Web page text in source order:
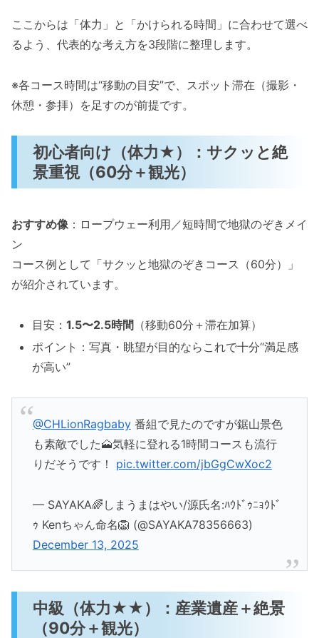
ここからは「体力」と「かけられる時間」に合わせて選べ
るよう、代表的な考え方を3段階に整理します。
※各コース時間は“移動の目安”で、スポット滞在（撮影・
休憩・参拝）を足すのが前提です。
初心者向け（体力★）：サクッと絶
景重視（60分＋観光）
おすすめ像 ：ロープウェー利用／短時間で地獄のぞきメイ
ン
コース例として「サクッと地獄のぞきコース（60分）」
が紹介されています。
目安：1.5〜2.5時間 （移動60分＋滞在加算）
ポイント：写真・眺望が目的ならこれで十分“満足感
が高い”
@CHLionRagbaby番組で見たのですが鋸山景色
も素敵でした🗻気軽に登れる1時間コースも流行
りだそうです！ pic.twitter.com/jbGgCwXoc2
— SAYAKA🌈しまうまはやい/源氏名:ﾊｳﾄﾞｩﾆｮｳﾄﾞ
ｩ Kenちゃん命名🦁 (@SAYAKA78356663)
December 13, 2025
中級（体力★★）：産業遺産＋絶景
（90分＋観光）